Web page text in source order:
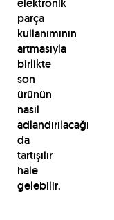
elektronik
parça
kullanımının
artmasıyla
birlikte
son
ürünün
nasıl
adlandırılacağı
da
tartışılır
hale
gelebilir.